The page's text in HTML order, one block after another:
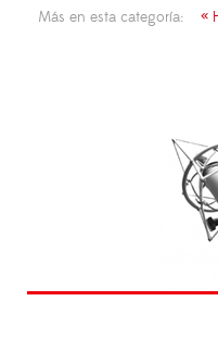
Más en esta categoría: «